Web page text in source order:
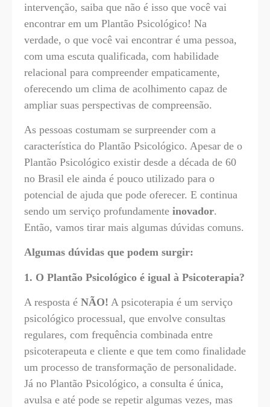
intervenção, saiba que não é isso que você vai
encontrar em um Plantão Psicológico! Na
verdade, o que você vai encontrar é uma pessoa,
com uma escuta qualificada, com habilidade
relacional para compreender empaticamente,
oferecendo um clima de acolhimento capaz de
ampliar suas perspectivas de compreensão.
As pessoas costumam se surpreender com a
característica do Plantão Psicológico. Apesar de o
Plantão Psicológico existir desde a década de 60
no Brasil ele ainda é pouco utilizado para o
potencial de ajuda que pode oferecer. E continua
sendo um serviço profundamente inovador.
Então, vamos tirar mais algumas dúvidas comuns.
Algumas dúvidas que podem surgir:
1. O Plantão Psicológico é igual à Psicoterapia?
A resposta é NÃO! A psicoterapia é um serviço
psicológico processual, que envolve consultas
regulares, com frequência combinada entre
psicoterapeuta e cliente e que tem como finalidade
um processo de transformação de personalidade.
Já no Plantão Psicológico, a consulta é única,
avulsa e até pode se repetir algumas vezes, mas